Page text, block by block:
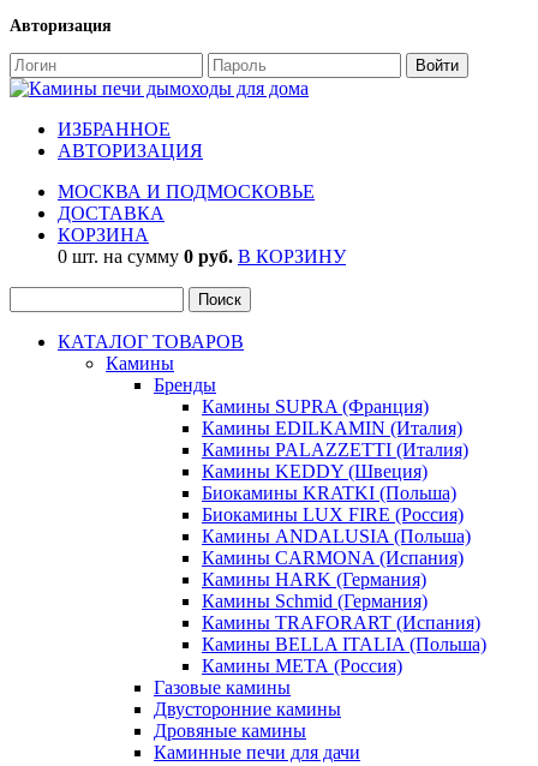
Авторизация
ИЗБРАННОЕ
АВТОРИЗАЦИЯ
МОСКВА И ПОДМОСКОВЬЕ
ДОСТАВКА
КОРЗИНА
0 шт. на сумму 0 руб. В КОРЗИНУ
КАТАЛОГ ТОВАРОВ
Камины
Бренды
Камины SUPRA (Франция)
Камины EDILKAMIN (Италия)
Камины PALAZZETTI (Италия)
Камины KEDDY (Швеция)
Биокамины KRATKI (Польша)
Биокамины LUX FIRE (Россия)
Камины ANDALUSIA (Польша)
Камины CARMONA (Испания)
Камины HARK (Германия)
Камины Schmid (Германия)
Камины TRAFORART (Испания)
Камины BELLA ITALIA (Польша)
Камины МЕТА (Россия)
Газовые камины
Двусторонние камины
Дровяные камины
Каминные печи для дачи